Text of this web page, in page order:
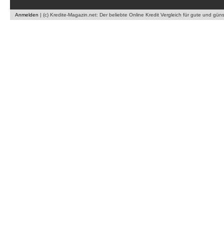
Anmelden | (c) Kredite-Magazin.net: Der beliebte Online Kredit Vergleich für gute und